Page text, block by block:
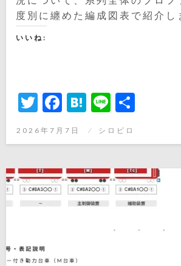
度別に纏めた編成図表で紹介し
いいね:
Twitter
Facebook
Hatena
Line
投
日:
2026年7月7日 シロピロ